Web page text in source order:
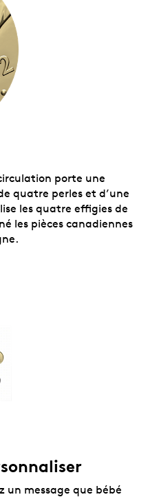
porte une
quatre perles et d’une
les quatre effigies de
les pièces canadiennes
un message que bébé